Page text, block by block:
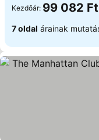
Kezdőár: 99 082 Ft
7 oldal árainak